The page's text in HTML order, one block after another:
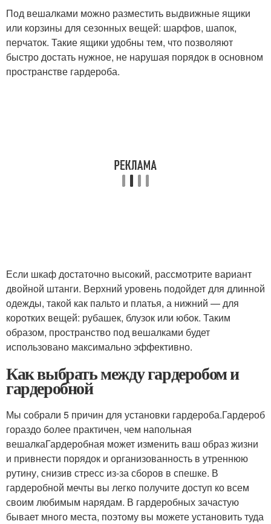
Под вешалками можно разместить выдвижные ящики
или корзины для сезонных вещей: шарфов, шапок,
перчаток. Такие ящики удобны тем, что позволяют
быстро достать нужное, не нарушая порядок в основном
пространстве гардероба.
Если шкаф достаточно высокий, рассмотрите вариант
двойной штанги. Верхний уровень подойдет для длинной
одежды, такой как пальто и платья, а нижний — для
коротких вещей: рубашек, блузок или юбок. Таким
образом, пространство под вешалками будет
использовано максимально эффективно.
Как выбрать между гардеробом и
гардеробной
Мы собрали 5 причин для установки гардероба.Гардероб
гораздо более практичен, чем напольная
вешалкаГардеробная может изменить ваш образ жизни
и привнести порядок и организованность в утреннюю
рутину, снизив стресс из-за сборов в спешке. В
гардеробной мечты вы легко получите доступ ко всем
своим любимым нарядам. В гардеробных зачастую
бывает много места, поэтому вы можете установить туда